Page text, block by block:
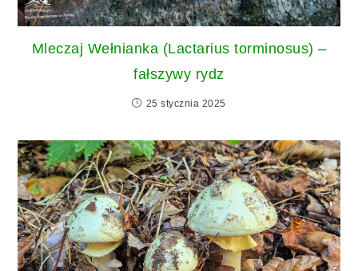
Mleczaj Wełnianka (Lactarius torminosus) –
fałszywy rydz
25 stycznia 2025